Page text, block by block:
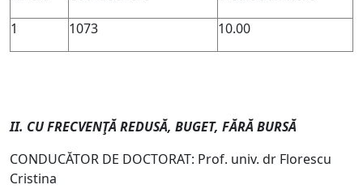
1
1073 10.00
II. CU FRECVENŢĂ REDUSĂ, BUGET, FĂRĂ BURSĂ
CONDUCĂTOR DE DOCTORAT: Prof. univ. dr Florescu
Cristina